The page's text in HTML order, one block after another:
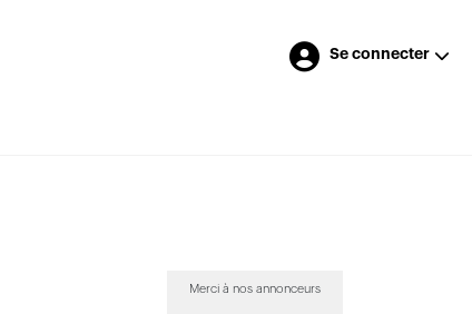
Se connecter
Merci à nos annonceurs